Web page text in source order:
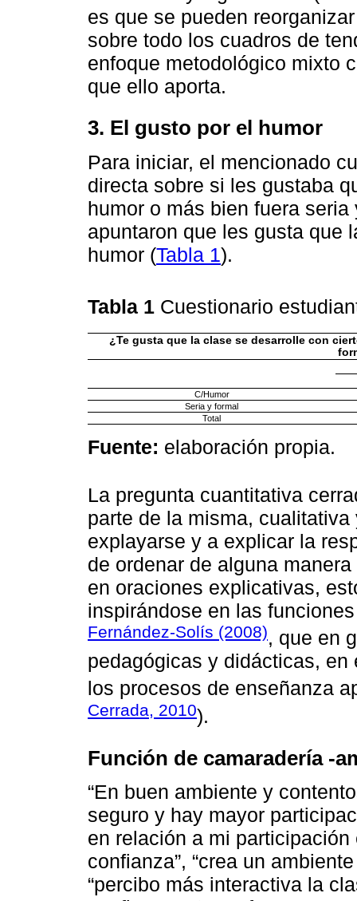
es que se pueden
sobre todo los cuadros de
enfoque metodológico mixto
que ello aporta.
3. El gusto por el humor
Para iniciar, el mencionado
directa sobre si les gustaba
humor o más bien fuera
apuntaron que les gusta que
humor (Tabla 1).
Tabla 1 Cuestionario
¿Te gusta que la clase se desarrolle con
C/Humor
Seria y formal
Total
Fuente: elaboración propia.
La pregunta cuantitativa
parte de la misma,
explayarse y a explicar la
de ordenar de alguna
en oraciones explicativas,
inspirándose en las
Fernández-Solís (2008), que en
pedagógicas y didácticas,
los procesos de enseñanza
Cerrada, 2010).
Función de camaradería -
“En buen ambiente y
seguro y hay mayor
en relación a mi participación
confianza”, “crea un
“percibo más interactiva la